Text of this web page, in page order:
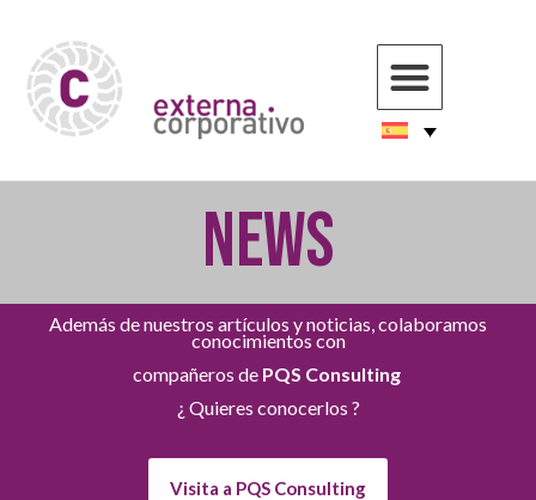
NEWS
Además de nuestros artículos y noticias, colaboramos
conocimientos con
compañeros de PQS Consulting
¿ Quieres conocerlos ?
Visita a PQS Consulting